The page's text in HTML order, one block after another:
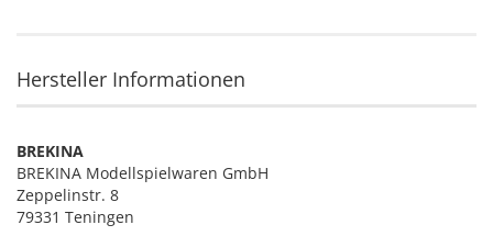
Hersteller Informationen
BREKINA
BREKINA Modellspielwaren GmbH
Zeppelinstr. 8
79331 Teningen